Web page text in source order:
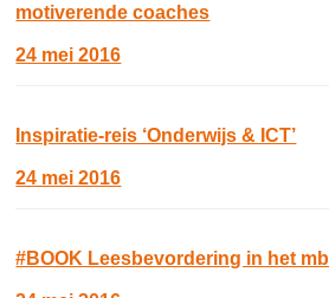
motiverende coaches
24 mei 2016
Inspiratie-reis ‘Onderwijs & ICT’
24 mei 2016
#BOOK Leesbevordering in het